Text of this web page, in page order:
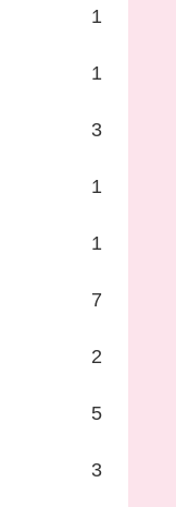
1
1
3
1
1
7
2
5
3